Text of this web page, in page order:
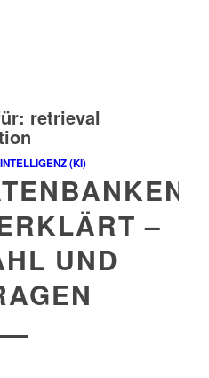
retrieval
(KI)
–
UND